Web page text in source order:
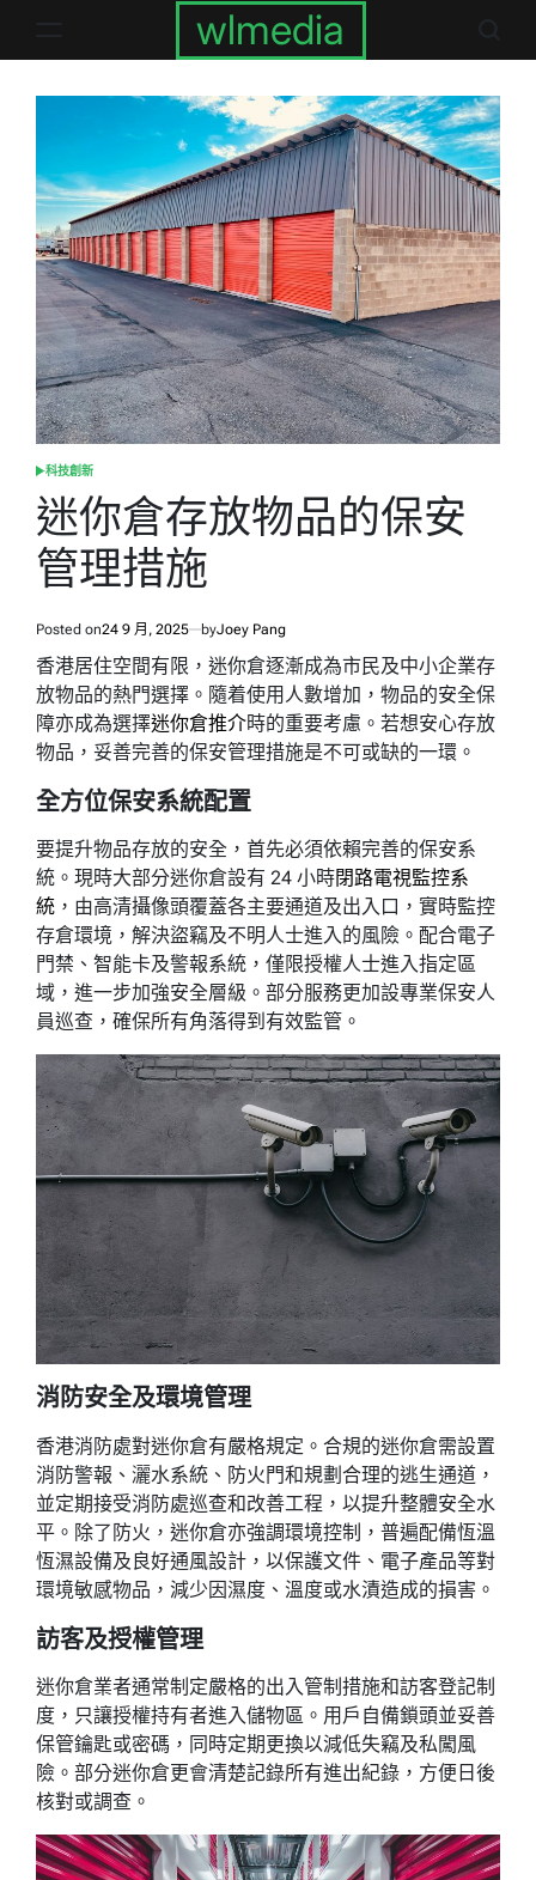
wlmedia
POSTED
IN
科技創新
迷你倉存放物品的保安
管理措施
Posted on24 9 月, 2025 byJoey Pang
香港居住空間有限，迷你倉逐漸成為市民及中小企業存
放物品的熱門選擇。隨着使用人數增加，物品的安全保
障亦成為選擇迷你倉推介時的重要考慮。若想安心存放
物品，妥善完善的保安管理措施是不可或缺的一環。
全方位保安系統配置
要提升物品存放的安全，首先必須依賴完善的保安系
統。現時大部分迷你倉設有 24 小時閉路電視監控系
統 ，由高清攝像頭覆蓋各主要通道及出入口，實時監控
存倉環境，解決盜竊及不明人士進入的風險。配合電子
門禁、智能卡及警報系統，僅限授權人士進入指定區
域，進一步加強安全層級。部分服務更加設專業保安人
員巡查，確保所有角落得到有效監管。
消防安全及環境管理
香港消防處對迷你倉有嚴格規定。合規的迷你倉需設置
消防警報、灑水系統、防火門和規劃合理的逃生通道，
並定期接受消防處巡查和改善工程，以提升整體安全水
平。除了防火，迷你倉亦強調環境控制，普遍配備恆溫
恆濕設備及良好通風設計，以保護文件、電子產品等對
環境敏感物品，減少因濕度、溫度或水漬造成的損害。
訪客及授權管理
迷你倉業者通常制定嚴格的出入管制措施和訪客登記制
度，只讓授權持有者進入儲物區。用戶自備鎖頭並妥善
保管鑰匙或密碼，同時定期更換以減低失竊及私闖風
險。部分迷你倉更會清楚記錄所有進出紀錄，方便日後
核對或調查。